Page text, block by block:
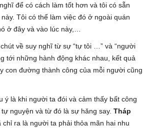
để có cách làm tốt hơn và tôi có sẵn
Tôi có thể làm việc đó ở ngoài quán
ở đây và vào lúc này,…
về suy nghĩ từ sự “tự tôi …” và “người
tới những hành động khác nhau, kết quả
con đường thành công của mỗi người cũng
ý là khi người ta đói và cảm thấy bất công
nguyện và từ đó là sự hăng say. Tháp
chỉ ra là người ta phải thỏa mãn hai nhu